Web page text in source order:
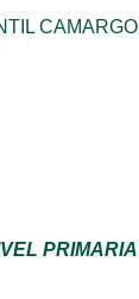
CAMARGO
PRIMARIA